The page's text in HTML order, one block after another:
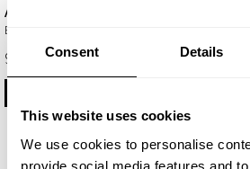
Consent Details
This website uses cookies
We use cookies to personalise
provide social media features and
Ambrax
Eau de Parfum 15ml
9,75 € 8,35 €